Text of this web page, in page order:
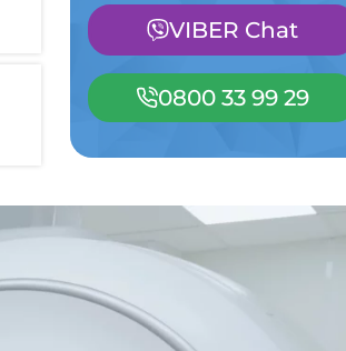
VIBER Chat
0800 33 99 29